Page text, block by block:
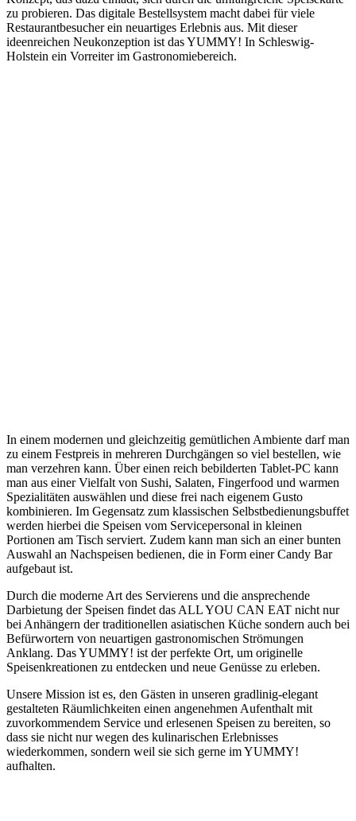
zu probieren. Das digitale Bestellsystem macht dabei für viele
Restaurantbesucher ein neuartiges Erlebnis aus. Mit dieser
ideenreichen Neukonzeption ist das YUMMY! In Schleswig-
Holstein ein Vorreiter im Gastronomiebereich.
In einem modernen und gleichzeitig gemütlichen Ambiente darf man
zu einem Festpreis in mehreren Durchgängen so viel bestellen, wie
man verzehren kann. Über einen reich bebilderten Tablet-PC kann
man aus einer Vielfalt von Sushi, Salaten, Fingerfood und warmen
Spezialitäten auswählen und diese frei nach eigenem Gusto
kombinieren. Im Gegensatz zum klassischen Selbstbedienungsbuffet
werden hierbei die Speisen vom Servicepersonal in kleinen
Portionen am Tisch serviert. Zudem kann man sich an einer bunten
Auswahl an Nachspeisen bedienen, die in Form einer Candy Bar
aufgebaut ist.
Durch die moderne Art des Servierens und die ansprechende
Darbietung der Speisen findet das ALL YOU CAN EAT nicht nur
bei Anhängern der traditionellen asiatischen Küche sondern auch bei
Befürwortern von neuartigen gastronomischen Strömungen
Anklang. Das YUMMY! ist der perfekte Ort, um originelle
Speisenkreationen zu entdecken und neue Genüsse zu erleben.
Unsere Mission ist es, den Gästen in unseren gradlinig-elegant
gestalteten Räumlichkeiten einen angenehmen Aufenthalt mit
zuvorkommendem Service und erlesenen Speisen zu bereiten, so
dass sie nicht nur wegen des kulinarischen Erlebnisses
wiederkommen, sondern weil sie sich gerne im YUMMY!
aufhalten.